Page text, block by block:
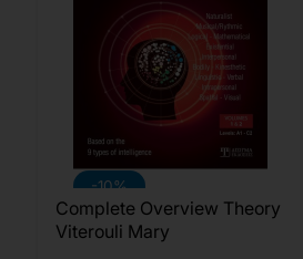
-10%
Complete Overview Theory
Viterouli Mary